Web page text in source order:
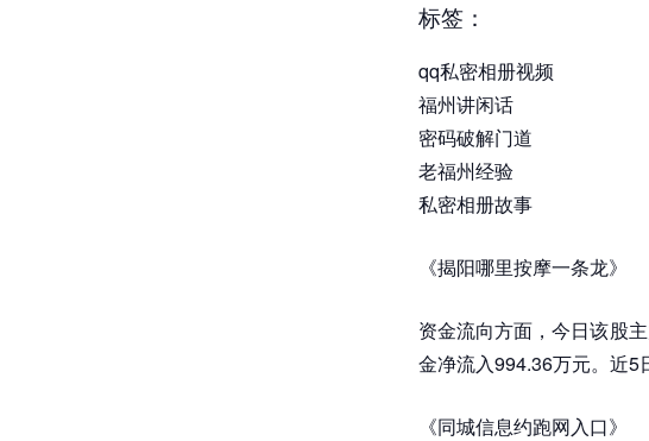
标签：
qq私密相册视频
福州讲闲话
密码破解门道
老福州经验
私密相册故事
《揭阳哪里按摩一条龙》
资金流向方面，今日该股
金净流入994.36万元。近5
《同城信息约跑网入口》